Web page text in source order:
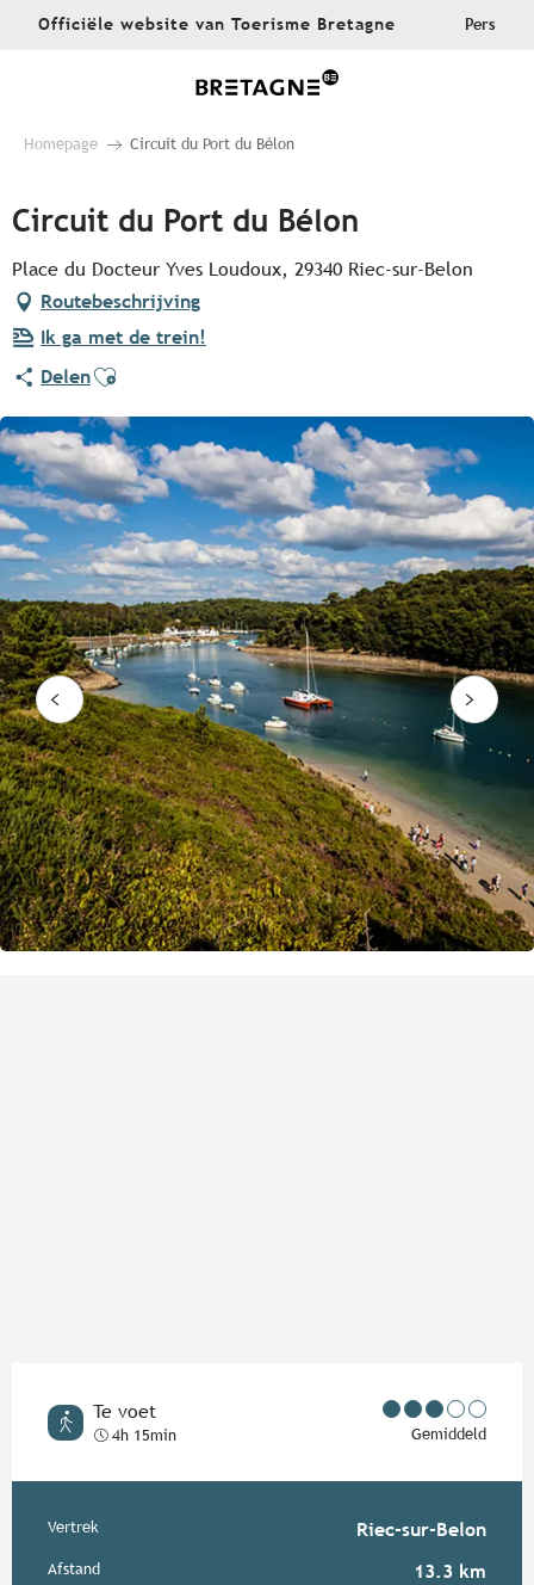
AllerOfficiële website van Toerisme Bretagne Pers
Homepage Circuit du Port du Bélon
Circuit du Port du Bélon
Place du Docteur Yves Loudoux, 29340 Riec-sur-Belon
Routebeschrijving
Ik ga met de trein!
DelenAjouter aux favoris
Te voet
4h 15min Gemiddeld
Praktische informatie
Vertrek Riec-sur-Belon
Afstand 13.3 km